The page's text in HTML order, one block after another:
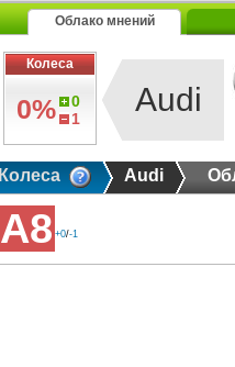
Облако мнений
Колеса
0%
0
1
Audi
Колеса Audi
A8 +0/-1